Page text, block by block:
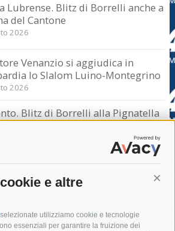
e altre
selezionate utilizziamo cookie e tecnologie
essenziali per garantire la fruizione dei
Lubrense. Blitz di Borrelli anche a
del Cantone
2026
Venanzio si aggiudica in
lo Slalom Luino-Montegrino
2026
Blitz di Borrelli alla Pignatella
–